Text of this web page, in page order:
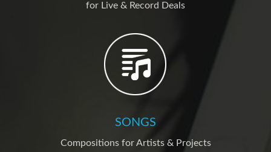
for Live & Record Deals
SONGS
Compositions for Artists & Projects